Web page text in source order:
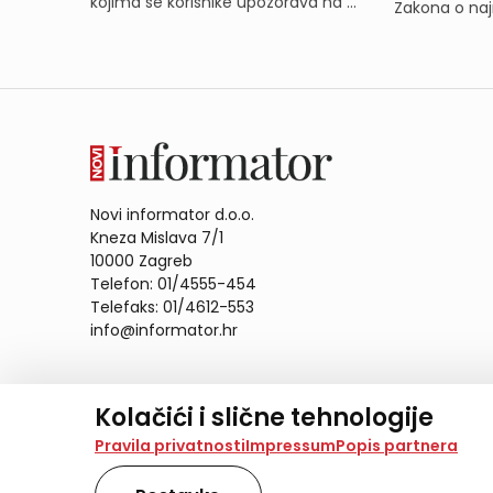
Kolačići i slične tehnologije
Na našoj web stranici koristimo kolačiće i slične
analiziramo promet na stranici te prikazujemo
također koriste ove tehnologije.
Pravila privatnostiImpressumPopis partnera
Zakona o
Novi informator d.o.o.
Kneza Mislava 7/1
10000 Zagreb
Telefon: 01/4555-454
Telefaks: 01/4612-553
info@informator.hr